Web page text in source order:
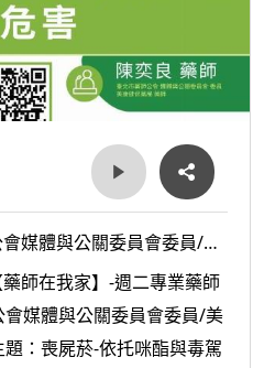
媒體與公關委員會委員/美
師在我家】-週二專業藥師
媒體與公關委員會委員/美
：喪屍菸-依托咪酯與毒駕